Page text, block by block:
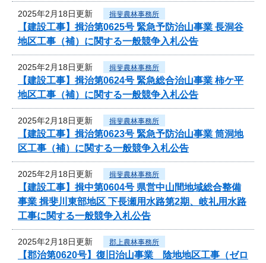
2025年2月18日更新 揖斐農林事務所
【建設工事】揖治第0625号 緊急予防治山事業 長洞谷
地区工事（補）に関する一般競争入札公告
2025年2月18日更新 揖斐農林事務所
【建設工事】揖治第0624号 緊急総合治山事業 柿ケ平
地区工事（補）に関する一般競争入札公告
2025年2月18日更新 揖斐農林事務所
【建設工事】揖治第0623号 緊急予防治山事業 筒洞地
区工事（補）に関する一般競争入札公告
2025年2月18日更新 揖斐農林事務所
【建設工事】揖中第0604号 県営中山間地域総合整備
事業 揖斐川東部地区 下長瀬用水路第2期、岐礼用水路
工事に関する一般競争入札公告
2025年2月18日更新 郡上農林事務所
【郡治第0620号】復旧治山事業 陰地地区工事（ゼロ